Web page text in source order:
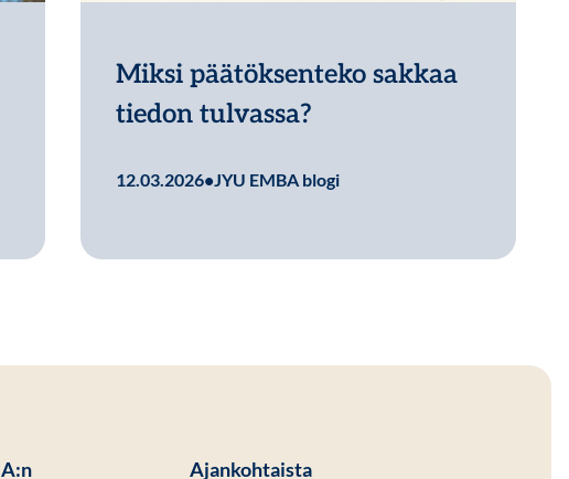
Miksi päätöksenteko sakkaa
tiedon tulvassa?
12.03.2026•JYU EMBA blogi
Ajankohtaista